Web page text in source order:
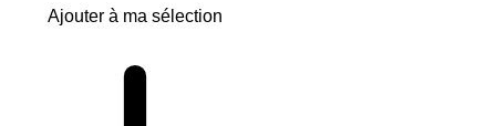
Ajouter à ma sélection